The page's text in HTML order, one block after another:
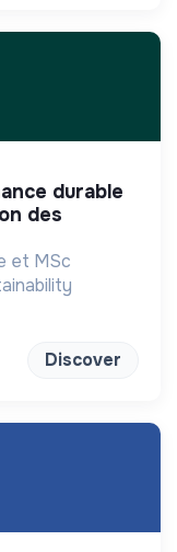
des
et MSc
Discover